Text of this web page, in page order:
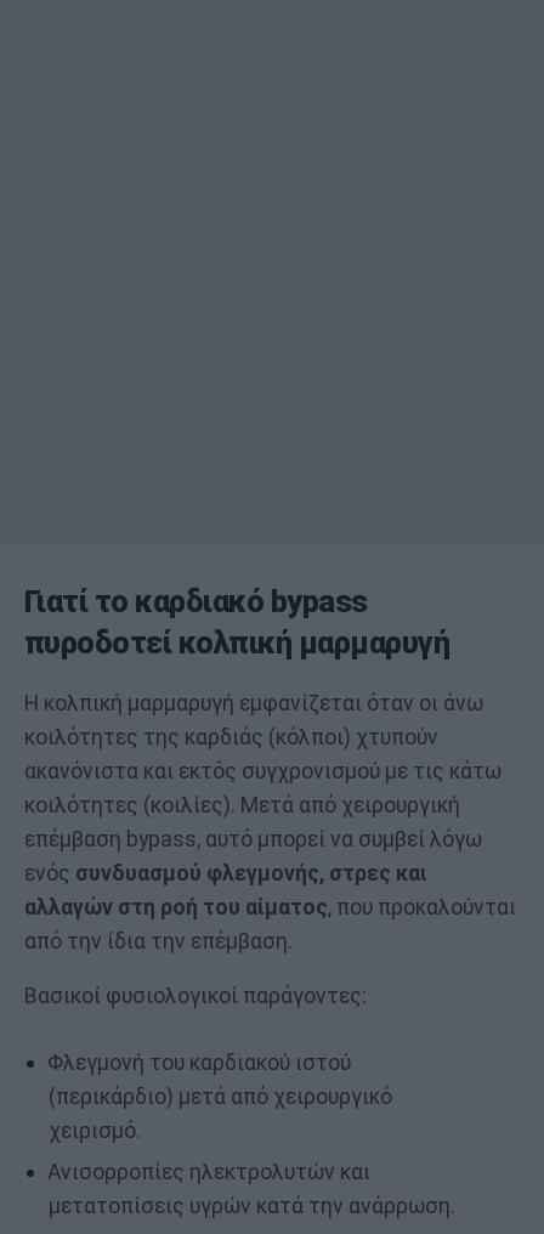
Γιατί το καρδιακό bypass
πυροδοτεί κολπική μαρμαρυγή
Η κολπική μαρμαρυγή εμφανίζεται όταν οι άνω
κοιλότητες της καρδιάς (κόλποι) χτυπούν
ακανόνιστα και εκτός συγχρονισμού με τις κάτω
κοιλότητες (κοιλίες). Μετά από χειρουργική
επέμβαση bypass, αυτό μπορεί να συμβεί λόγω
ενός συνδυασμού φλεγμονής, στρες και
αλλαγών στη ροή του αίματος, που προκαλούνται
από την ίδια την επέμβαση.
Βασικοί φυσιολογικοί παράγοντες:
Φλεγμονή του καρδιακού ιστού
(περικάρδιο) μετά από χειρουργικό
χειρισμό.
Ανισορροπίες ηλεκτρολυτών και
μετατοπίσεις υγρών κατά την ανάρρωση.